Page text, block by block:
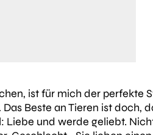
ist für mich der perfekte
Beste an Tieren ist doch,
Liebe und werde geliebt.